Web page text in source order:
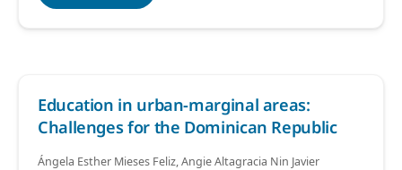
Education in urban-marginal areas:
Challenges for the Dominican Republic
Ángela Esther Mieses Feliz, Angie Altagracia Nin Javier